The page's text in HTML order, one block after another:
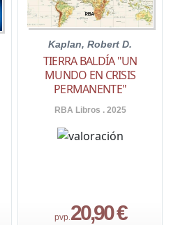
Kaplan, Robert D.
TIERRA BALDÍA "UN
MUNDO EN CRISIS
PERMANENTE"
RBA Libros . 2025
pvp. 20,90 €